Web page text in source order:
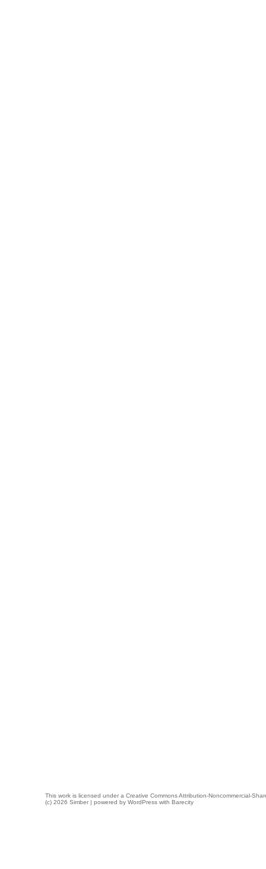
This work is licensed under a Creative Commons Attribution-Noncommercial-
(c) 2026 Simber | powered by WordPress with Barecity